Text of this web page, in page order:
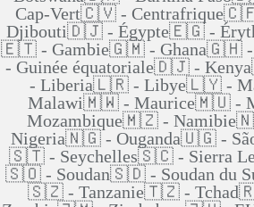
Cap-Vert🇨🇻 -
Djibouti🇩🇯 - Égypte🇪🇬 -
🇪🇹 - Gambie🇬🇲 - Ghana🇬🇭 -
- Guinée équatoriale🇩🇯 -
- Liberia🇱🇷 - Libye🇱🇾 -
Malawi🇲🇼 - Maurice🇲🇺 -
Mozambique🇲🇿 -
Nigeria🇳🇬 - Ouganda🇺🇬 - São
🇸🇹 - Seychelles🇸🇨 - Sierra
🇸🇴 - Soudan🇸🇩 - Soudan du
🇸🇿 - Tanzanie🇹🇿 -